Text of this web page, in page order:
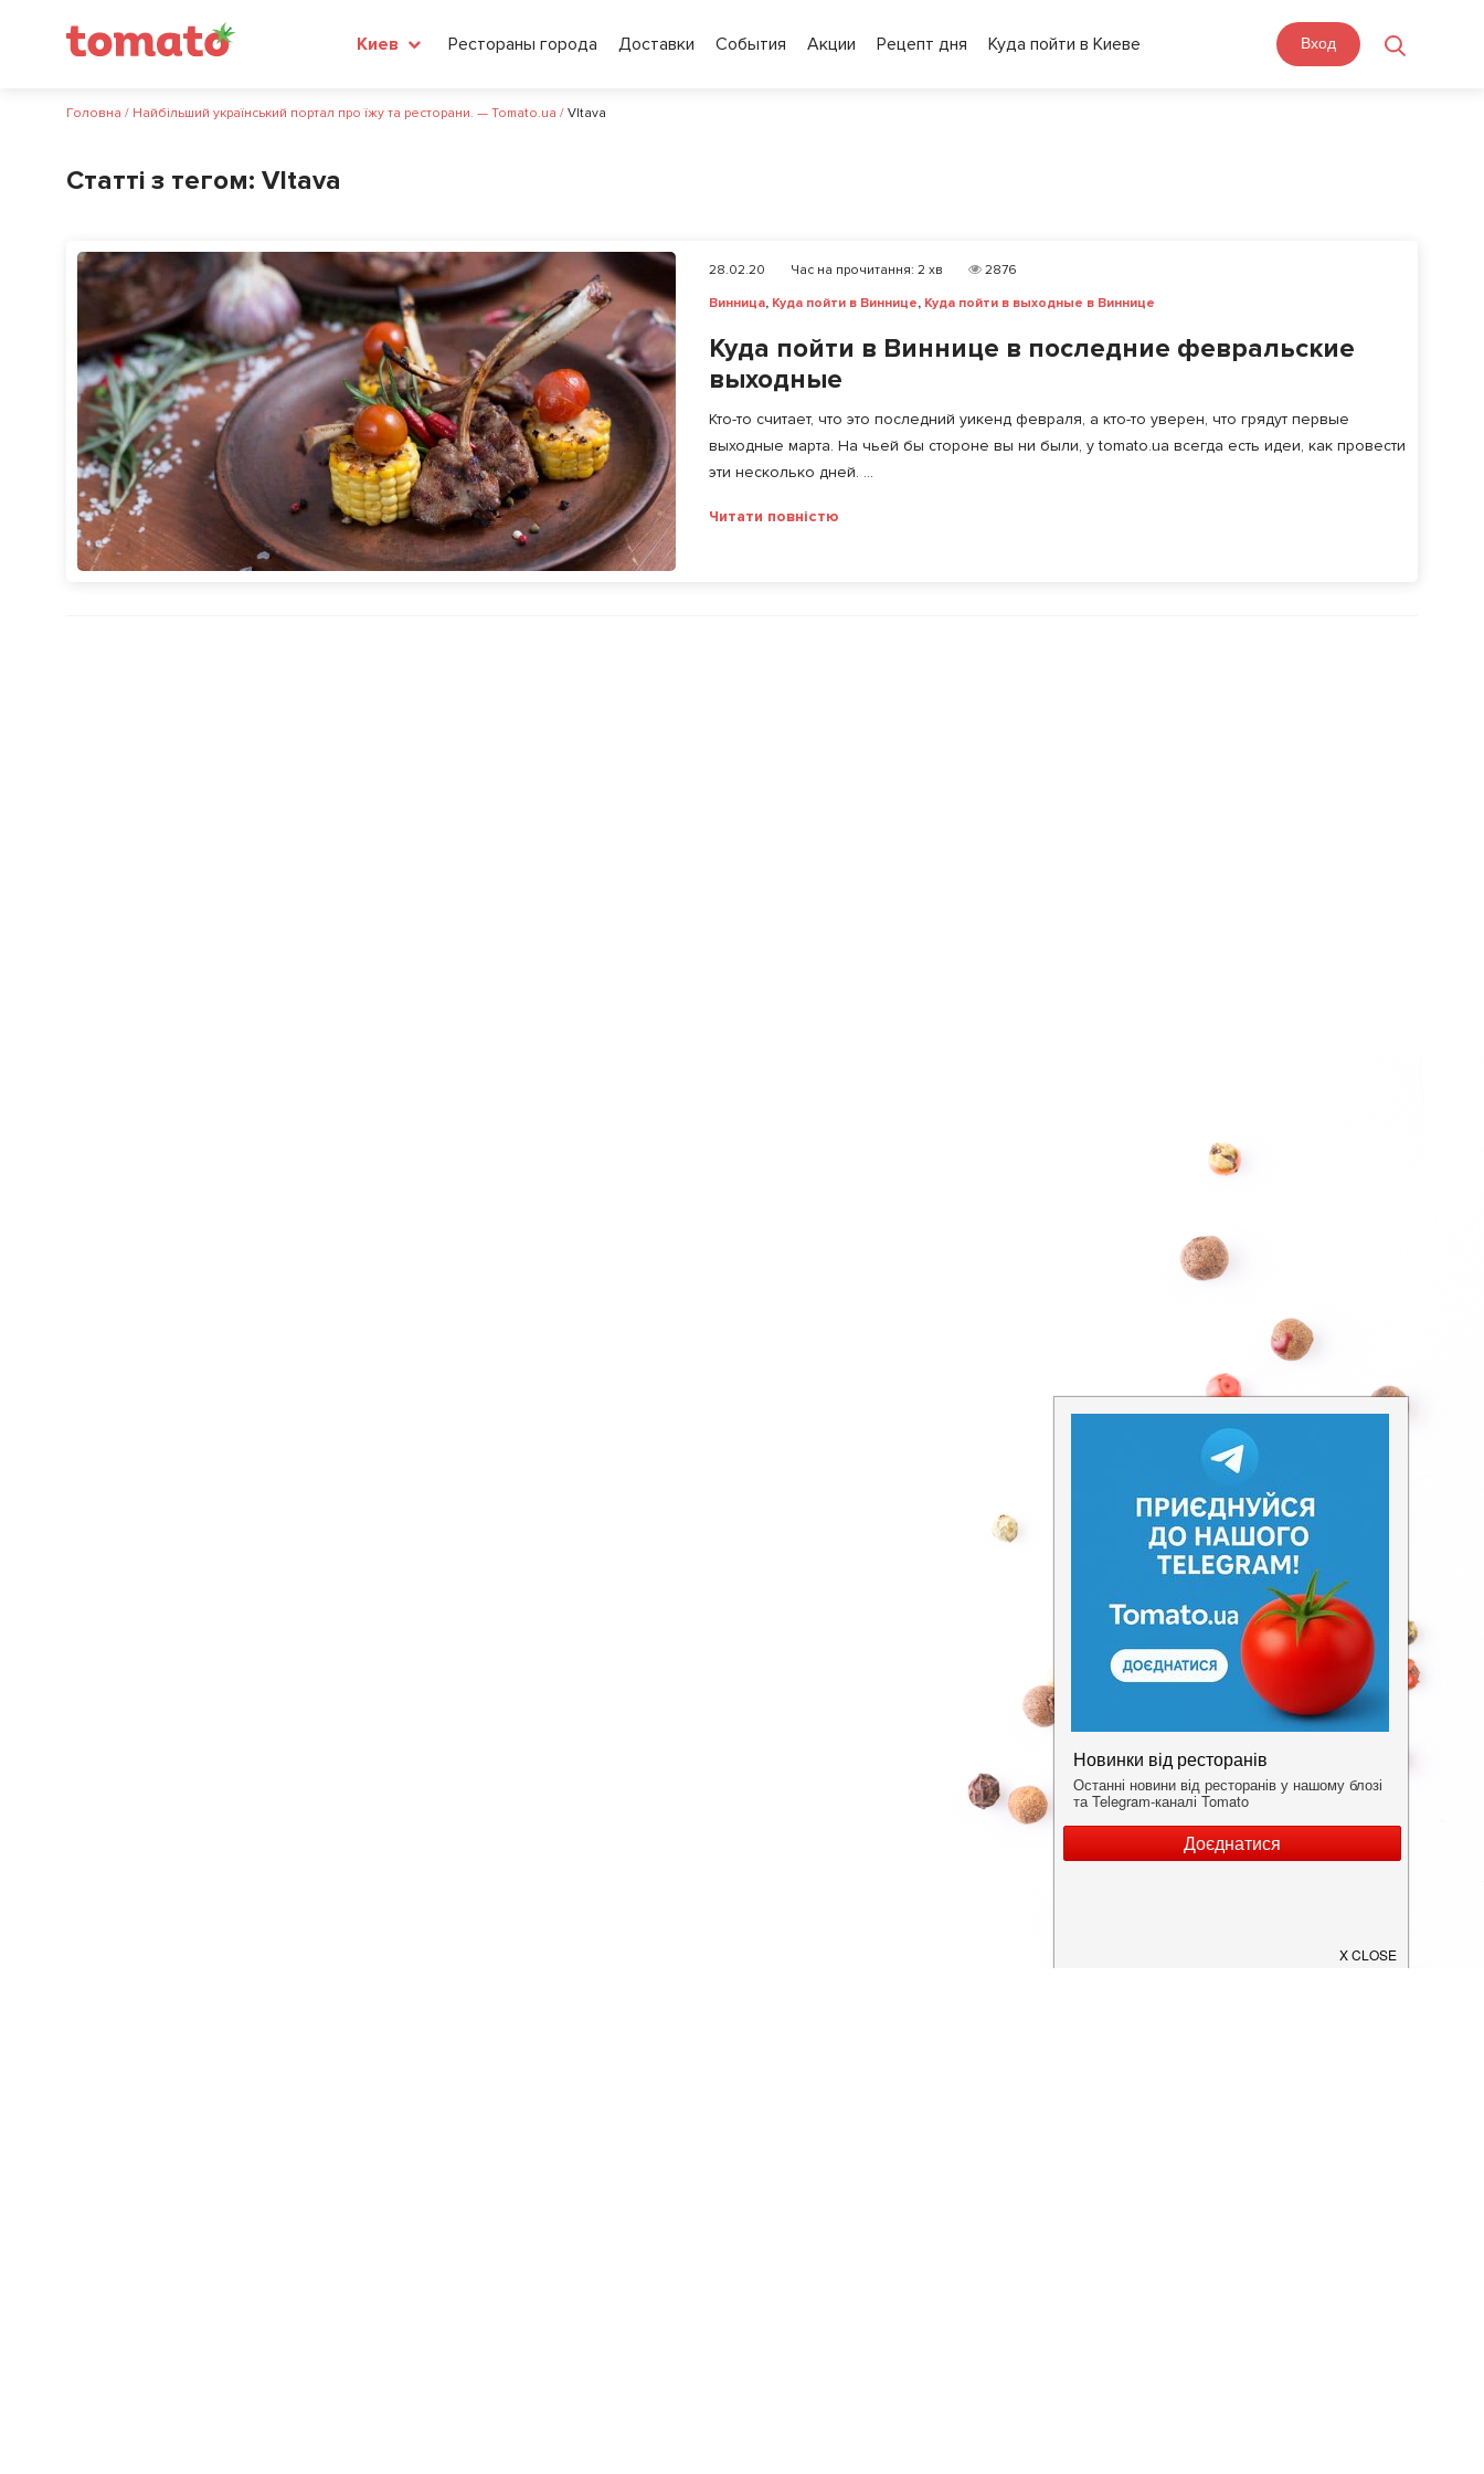
Киев Рестораны города Доставки События Акции Рецепт дня Куда пойти в Киеве Вход
Головна / Найбільший український портал про їжу та ресторани. — Tomato.ua / Vltava
Статті з тегом: Vltava
28.02.20 Час на прочитання: 2 хв
2876
Винница, Куда пойти в Виннице, Куда пойти в выходные в Виннице
Куда пойти в Виннице в последние февральские
выходные
Кто-то считает, что это последний уикенд февраля, а кто-то уверен, что грядут первые
выходные марта. На чьей бы стороне вы ни были, у tomato.ua всегда есть идеи, как провести
эти несколько дней. ...
Читати повністю